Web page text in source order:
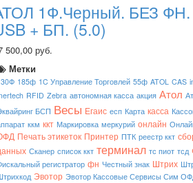
1Ф.Черный. БЕЗ ФН.
+ БП. (5.0)
500,00 руб.
Метки
185ф 1C Управление Торговлей 55ф ATOL CAS
RFID Zebra автономная касса акция Атол
БСП Весы Егаис есп Карта касса
ккм ккт Маркировка меркурий онлайн
Печать этикеток Принтер ПТК реестр ккт
Сканер список ккт терминал тс пиот тсд
регистратор фн Честный знак Штрих
Эвотор Эвотор Кассовые Сервисы Сим